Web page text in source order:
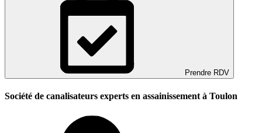
Prendre RDV
Société de canalisateurs experts en assainissement à Toulon